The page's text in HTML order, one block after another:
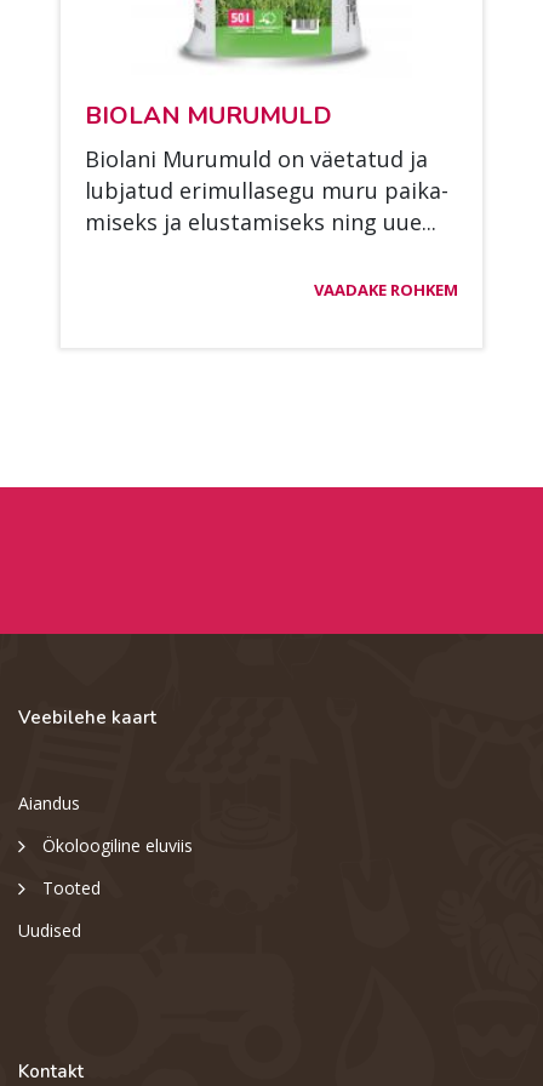
BIO­LAN MU­RU­MULD
Bio­la­ni Mu­ru­muld on väe­ta­tud ja
lub­ja­tud eri­mul­la­se­gu muru pai­ka­
mi­seks ja elus­ta­mi­seks ning uue...
VAADAKE ROHKEM
Veebilehe kaart
Aiandus
Ökoloogiline eluviis
Tooted
Uudised
Kontakt